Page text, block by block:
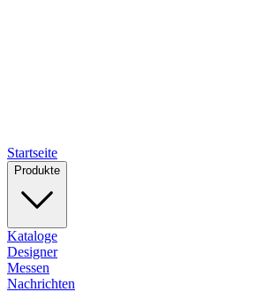
Startseite
Produkte
Kataloge
Designer
Messen
Nachrichten